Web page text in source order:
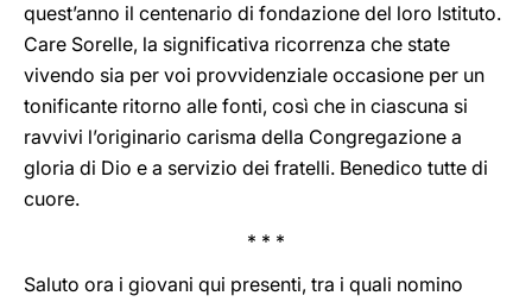
quest’anno il centenario di fondazione del loro Istituto.
Care Sorelle, la significativa ricorrenza che state
vivendo sia per voi provvidenziale occasione per un
tonificante ritorno alle fonti, così che in ciascuna si
ravvivi l’originario carisma della Congregazione a
gloria di Dio e a servizio dei fratelli. Benedico tutte di
cuore.
* * *
Saluto ora i giovani qui presenti, tra i quali nomino